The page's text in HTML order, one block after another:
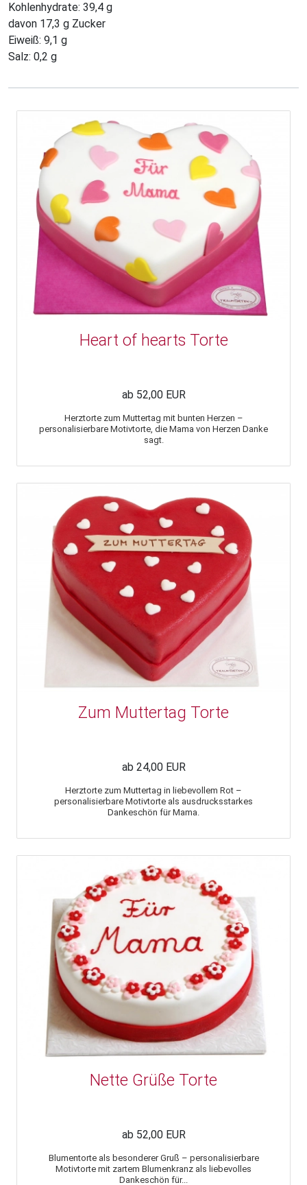
Kohlenhydrate: 39,4 g
davon 17,3 g Zucker
Eiweiß: 9,1 g
Salz: 0,2 g
Heart of hearts Torte
ab 52,00 EUR
Herztorte zum Muttertag mit bunten Herzen –
personalisierbare Motivtorte, die Mama von Herzen Danke
sagt.
Zum Muttertag Torte
ab 24,00 EUR
Herztorte zum Muttertag in liebevollem Rot –
personalisierbare Motivtorte als ausdrucksstarkes
Dankeschön für Mama.
Nette Grüße Torte
ab 52,00 EUR
Blumentorte als besonderer Gruß – personalisierbare
Motivtorte mit zartem Blumenkranz als liebevolles
Dankeschön für...